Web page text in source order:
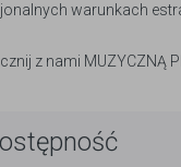
warunkach
z nami MUZYCZNĄ